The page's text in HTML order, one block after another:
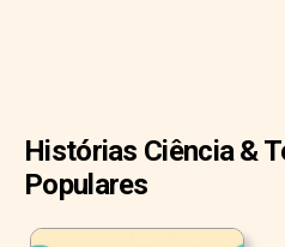
Histórias Ciência &
Populares